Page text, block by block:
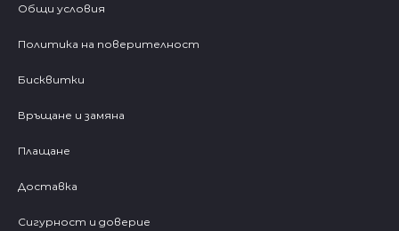
Общи условия
Политика на поверителност
Бисквитки
Връщане и замяна
Плащане
Доставка
Сигурност и доверие